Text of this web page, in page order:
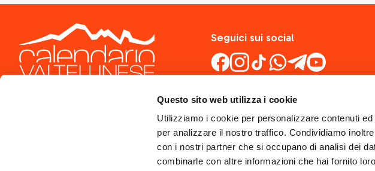
Questo sito web utilizza i cookie
Utilizziamo i cookie per personalizzare contenuti
per analizzare il nostro traffico. Condividiamo
con i nostri partner che si occupano di analisi dei
combinarle con altre informazioni che hai fornito
Seguici sui social